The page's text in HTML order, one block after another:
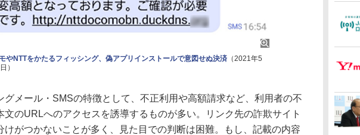
モやNTTをかたるフィッシング、偽アプリインストールで意図せぬ決済 （2021年5
）
メール・SMSの特徴として、不正利用や高額請求など、利用者の不
文のURLへのアクセスを誘導するものが多い。リンク先の詐欺サイト
けがつかないことが多く、見た目での判断は困難。もし、記載の内容